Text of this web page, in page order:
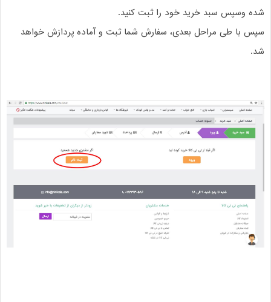
شده وسپس سبد خرید خود را ثبت کنید.
سپس با طی مراحل بعدی، سفارش شما ثبت و آماده پردازش خواهد
شد.